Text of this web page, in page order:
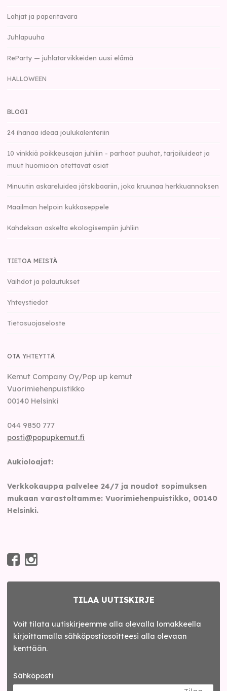
Lahjat ja paperitavara
Juhlapuuha
ReParty — juhlatarvikkeiden uusi elämä
HALLOWEEN
BLOGI
24 ihanaa ideaa joulukalenteriin
10 vinkkiä poikkeusajan juhliin - parhaat puuhat, tarjoiluideat ja
muut huomioon otettavat asiat
Minuutin askareluidea jätskibaariin, joka kruunaa herkkuannoksen
Maailman helpoin kukkaseppele
Kahdeksan askelta ekologisempiin juhliin
TIETOA MEISTÄ
Vaihdot ja palautukset
Yhteystiedot
Tietosuojaseloste
OTA YHTEYTTÄ
Kemut Company Oy/Pop up kemut
Vuorimiehenpuistikko
00140 Helsinki
044 9850 777
posti@popupkemut.fi
Aukioloajat:
Verkkokauppa palvelee 24/7 ja noudot sopimuksen
mukaan varastoltamme: Vuorimiehenpuistikko, 00140
Helsinki.
TILAA UUTISKIRJE
Voit tilata uutiskirjeemme alla olevalla lomakkeella
kirjoittamalla sähköpostiosoitteesi alla olevaan
kenttään.
Sähköposti